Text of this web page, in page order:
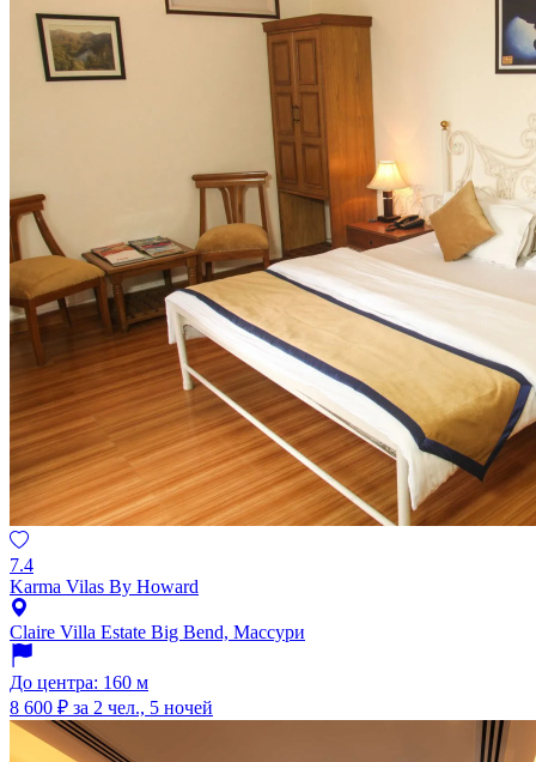
7.4
Karma Vilas By Howard
Claire Villa Estate Big Bend, Массури
До центра: 160 м
8 600 ₽ за 2 чел., 5 ночей